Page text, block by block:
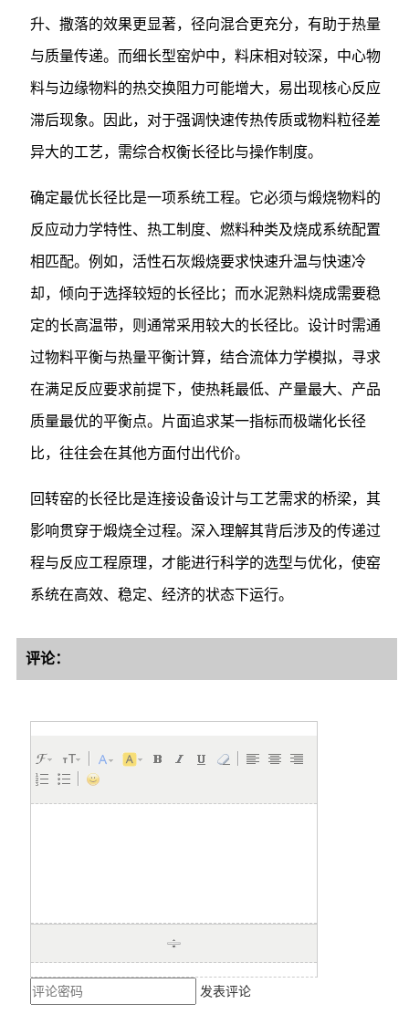
升、撒落的效果更显著，径向混合更充分，有助于热量
与质量传递。而细长型窑炉中，料床相对较深，中心物
料与边缘物料的热交换阻力可能增大，易出现核心反应
滞后现象。因此，对于强调快速传热传质或物料粒径差
异大的工艺，需综合权衡长径比与操作制度。
确定最优长径比是一项系统工程。它必须与煅烧物料的
反应动力学特性、热工制度、燃料种类及烧成系统配置
相匹配。例如，活性石灰煅烧要求快速升温与快速冷
却，倾向于选择较短的长径比；而水泥熟料烧成需要稳
定的长高温带，则通常采用较大的长径比。设计时需通
过物料平衡与热量平衡计算，结合流体力学模拟，寻求
在满足反应要求前提下，使热耗最低、产量最大、产品
质量最优的平衡点。片面追求某一指标而极端化长径
比，往往会在其他方面付出代价。
回转窑的长径比是连接设备设计与工艺需求的桥梁，其
影响贯穿于煅烧全过程。深入理解其背后涉及的传递过
程与反应工程原理，才能进行科学的选型与优化，使窑
系统在高效、稳定、经济的状态下运行。
评论：
发表评论